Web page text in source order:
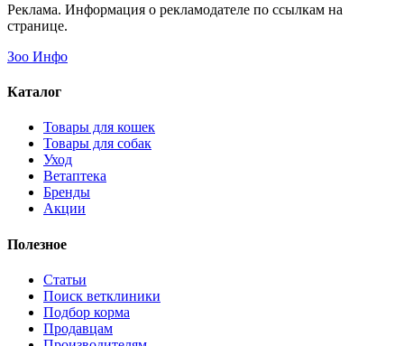
Реклама. Информация о рекламодателе по ссылкам на
странице.
Зоо Инфо
Каталог
Товары для кошек
Товары для собак
Уход
Ветаптека
Бренды
Акции
Полезное
Статьи
Поиск ветклиники
Подбор корма
Продавцам